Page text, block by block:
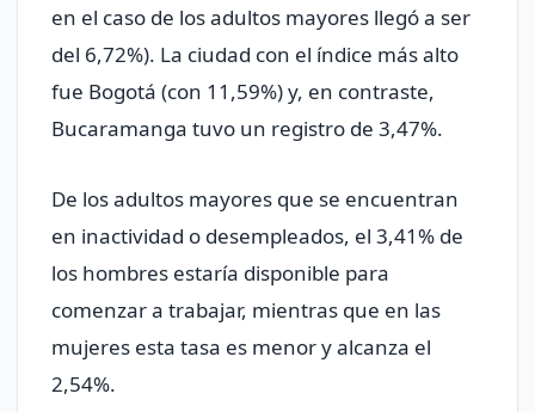
en el caso de los adultos mayores llegó a ser
del 6,72%). La ciudad con el índice más alto
fue Bogotá (con 11,59%) y, en contraste,
Bucaramanga tuvo un registro de 3,47%.
De los adultos mayores que se encuentran
en inactividad o desempleados, el 3,41% de
los hombres estaría disponible para
comenzar a trabajar, mientras que en las
mujeres esta tasa es menor y alcanza el
2,54%.